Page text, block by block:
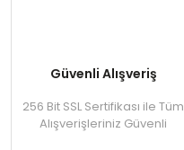
Güvenli Alışveriş
256 Bit SSL Sertifikası ile Tüm
Alışverişleriniz Güvenli